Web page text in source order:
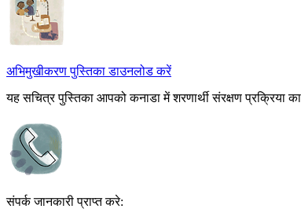
अभिमुखीकरण पुस्तिका डाउनलोड करें
यह सचित्र पुस्तिका आपको कनाडा में शरणार्थी संरक्षण
संपर्क जानकारी प्राप्त करे: